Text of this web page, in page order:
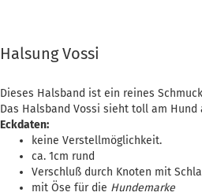
Halsung Vossi
Dieses Halsband ist ein reines
Das Halsband Vossi sieht toll am
Eckdaten:
keine Verstellmöglichkeit.
ca. 1cm rund
Verschluß durch Knoten mit
mit Öse für die Hundemarke